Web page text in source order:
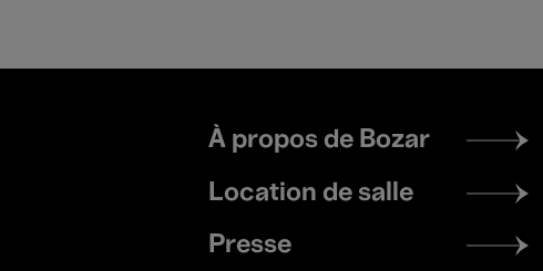
Footer
menu
À propos de Bozar
Location de salle
Presse